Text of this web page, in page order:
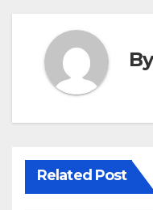
シ
ョ
ン
Related Post